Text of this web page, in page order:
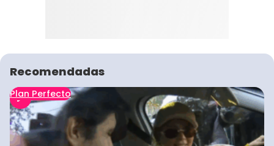
Recomendadas
Plan Perfecto